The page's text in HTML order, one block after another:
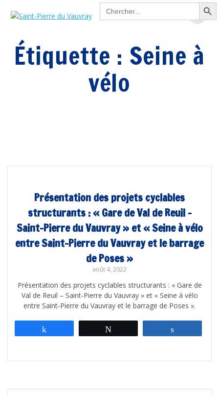
Search Search Button
Passer
au
Étiquette : Seine à
vélo
Présentation des projets cyclables
structurants : « Gare de Val de Reuil –
Saint-Pierre du Vauvray » et « Seine à vélo
entre Saint-Pierre du Vauvray et le barrage
de Poses »
août 4, 2022
Présentation des projets cyclables structurants : « Gare de
Val de Reuil – Saint-Pierre du Vauvray » et « Seine à vélo
entre Saint-Pierre du Vauvray et le barrage de Poses ».